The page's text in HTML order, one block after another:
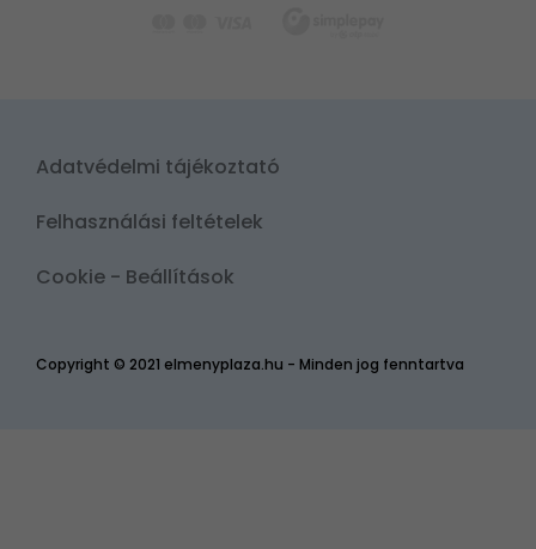
Copyright © 2021 elmenyplaza.hu - Minden jog fenntartva
Adatvédelmi tájékoztató
Felhasználási feltételek
Cookie - Beállítások